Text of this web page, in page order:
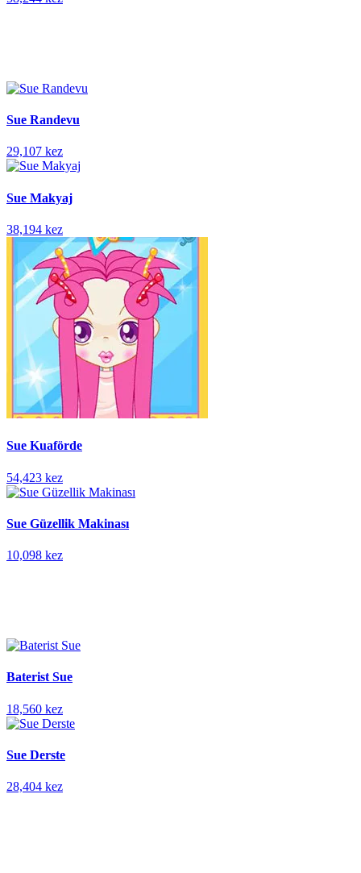
Sue Randevu
29,107 kez
Sue Makyaj
38,194 kez
Sue Kuaförde
54,423 kez
Sue Güzellik Makinası
10,098 kez
Baterist Sue
18,560 kez
Sue Derste
28,404 kez